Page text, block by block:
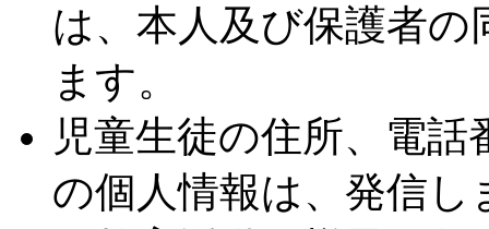
は、本人及び保護者
ます。
児童生徒の住所、電
の個人情報は、発信